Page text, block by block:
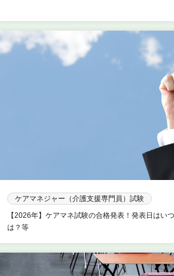
ケアマネジャー（介護支援専門員）試験
【2026年】ケアマネ試験の合格発表！発表日はい
は？等